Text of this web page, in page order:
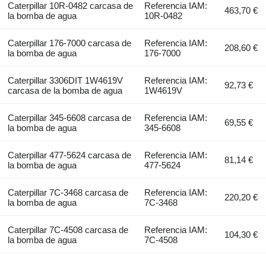
Caterpillar 10R-0482 carcasa de
la bomba de agua
Referencia IAM:
10R-0482
463,70 €
Caterpillar 176-7000 carcasa de
la bomba de agua
Referencia IAM:
176-7000
208,60 €
Caterpillar 3306DIT 1W4619V
carcasa de la bomba de agua
Referencia IAM:
1W4619V
92,73 €
Caterpillar 345-6608 carcasa de
la bomba de agua
Referencia IAM:
345-6608
69,55 €
Caterpillar 477-5624 carcasa de
la bomba de agua
Referencia IAM:
477-5624
81,14 €
Caterpillar 7C-3468 carcasa de
la bomba de agua
Referencia IAM:
7C-3468
220,20 €
Caterpillar 7C-4508 carcasa de
la bomba de agua
Referencia IAM:
7C-4508
104,30 €